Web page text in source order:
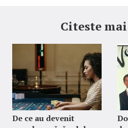
Citeste
De ce au devenit